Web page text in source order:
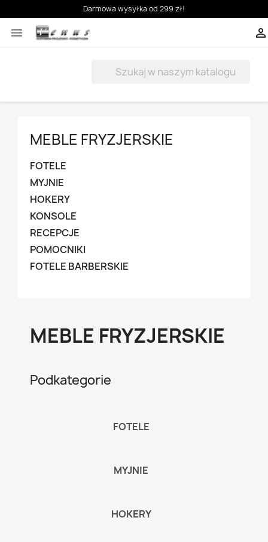
Darmowa wysyłka od 299 zł!
 
MEBLE FRYZJERSKIE
FOTELE
MYJNIE
HOKERY
KONSOLE
RECEPCJE
POMOCNIKI
FOTELE BARBERSKIE
MEBLE FRYZJERSKIE
Podkategorie
FOTELE
MYJNIE
HOKERY